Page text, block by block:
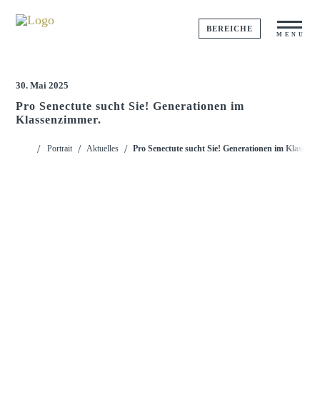
MENU
BEREICHE
30. Mai 2025
Pro Senectute sucht Sie! Generationen im
Klassenzimmer.
Portrait Aktuelles Pro Senectute sucht Sie! Generationen im